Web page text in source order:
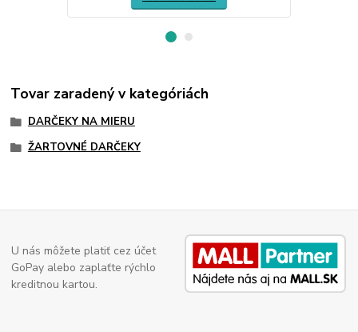
Tovar zaradený v kategóriách
DARČEKY NA MIERU
ŽARTOVNÉ DARČEKY
U nás môžete platiť cez účet
GoPay alebo zaplaťte rýchlo
kreditnou kartou.